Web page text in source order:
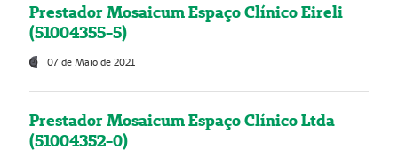
Prestador Mosaicum Espaço Clínico Eireli
(51004355-5)
07 de Maio de 2021
Prestador Mosaicum Espaço Clínico Ltda
(51004352-0)